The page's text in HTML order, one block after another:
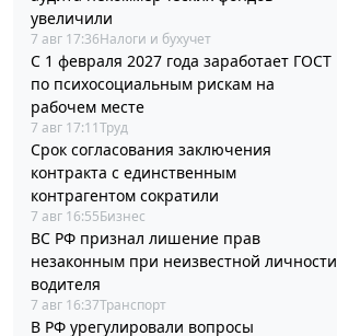
увеличили
7 авг 17:36Налоги и бухучет
С 1 февраля 2027 года заработает ГОСТ
по психосоциальным рискам на
рабочем месте
7 авг 17:11Труд
Срок согласования заключения
контракта с единственным
контрагентом сократили
7 авг 16:55Бизнес
ВС РФ признал лишение прав
незаконным при неизвестной личности
водителя
7 авг 16:37Транспорт
В РФ урегулировали вопросы